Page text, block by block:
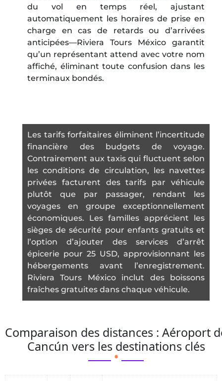
du vol en temps réel, ajustant
automatiquement les horaires de prise en
charge en cas de retards ou d’arrivées
anticipées—Riviera Tours México garantit
qu’un représentant attend avec votre nom
affiché, éliminant toute confusion dans les
terminaux bondés.
Les tarifs forfaitaires éliminent l’incertitude
financière des budgets de voyage.
Contrairement aux taxis qui fluctuent selon
les conditions de circulation, les navettes
privées facturent des tarifs par véhicule
plutôt que par passager, rendant les
voyages en groupe exceptionnellement
économiques. Les familles apprécient les
sièges de sécurité pour enfants gratuits et
l’option d’ajouter des services d’arrêt
épicerie pour 25 USD, approvisionnant les
hébergements avant l’enregistrement.
Riviera Tours México inclut des boissons
fraîches gratuites dans chaque véhicule.
Comparaison des distances : Aéroport
Cancún vers les destinations clés
.